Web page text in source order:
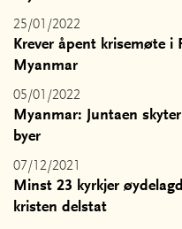
25/01/2022
Krever åpent krisemøte
Myanmar
05/01/2022
Myanmar: Juntaen
byer
07/12/2021
Minst 23 kyrkjer
kristen delstat